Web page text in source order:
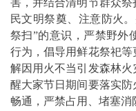
害，并结合清明节群众
民文明祭奠、注意防火
祭扫”的意识，严禁野外
行为，倡导用鲜花祭祀
解因用火不当引发森林
醒大家节日期间要落实
畅通，严禁占用、堵塞消